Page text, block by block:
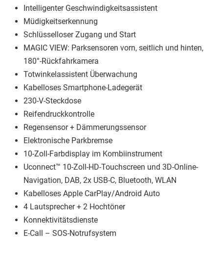
Intelligenter Geschwindigkeitsassistent
Müdigkeitserkennung
Schlüsselloser Zugang und Start
MAGIC VIEW: Parksensoren vorn, seitlich und hinten,
180°-Rückfahrkamera
Totwinkelassistent Überwachung
Kabelloses Smartphone-Ladegerät
230-V-Steckdose
Reifendruckkontrolle
Regensensor + Dämmerungssensor
Elektronische Parkbremse
10-Zoll-Farbdisplay im Kombiinstrument
Uconnect™ 10-Zoll-HD-Touchscreen und 3D-Online-
Navigation, DAB, 2x USB-C, Bluetooth, WLAN
Kabelloses Apple CarPlay/Android Auto
4 Lautsprecher + 2 Hochtöner
Konnektivitätsdienste
E-Call – SOS-Notrufsystem